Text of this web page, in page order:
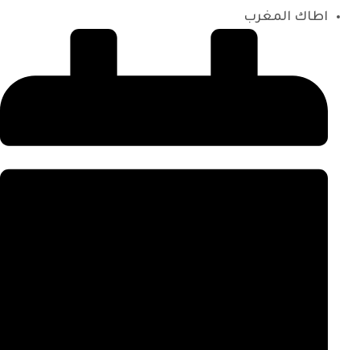
اطاك المغرب